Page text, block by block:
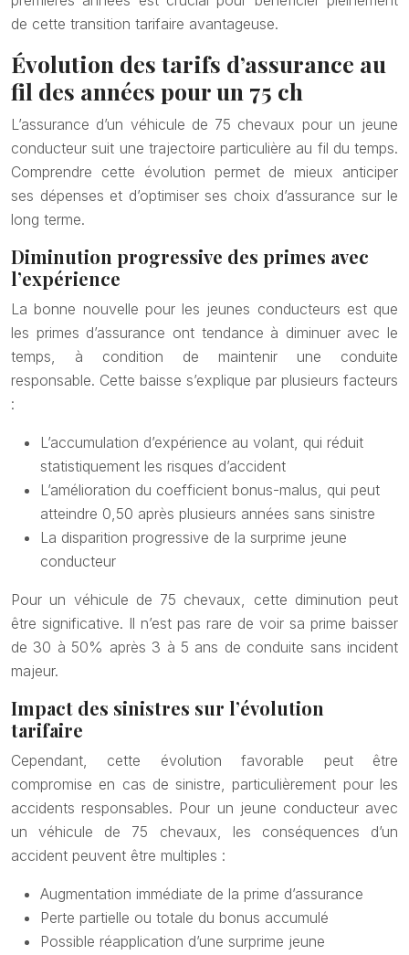
de cette transition tarifaire avantageuse.
Évolution des tarifs d’assurance au
fil des années pour un 75 ch
L’assurance d’un véhicule de 75 chevaux pour un jeune
conducteur suit une trajectoire particulière au fil du temps.
Comprendre cette évolution permet de mieux anticiper
ses dépenses et d’optimiser ses choix d’assurance sur le
long terme.
Diminution progressive des primes avec
l’expérience
La bonne nouvelle pour les jeunes conducteurs est que
les primes d’assurance ont tendance à diminuer avec le
temps, à condition de maintenir une conduite
responsable. Cette baisse s’explique par plusieurs facteurs
:
L’accumulation d’expérience au volant, qui réduit
statistiquement les risques d’accident
L’amélioration du coefficient bonus-malus, qui peut
atteindre 0,50 après plusieurs années sans sinistre
La disparition progressive de la surprime jeune
conducteur
Pour un véhicule de 75 chevaux, cette diminution peut
être significative. Il n’est pas rare de voir sa prime baisser
de 30 à 50% après 3 à 5 ans de conduite sans incident
majeur.
Impact des sinistres sur l’évolution
tarifaire
Cependant, cette évolution favorable peut être
compromise en cas de sinistre, particulièrement pour les
accidents responsables. Pour un jeune conducteur avec
un véhicule de 75 chevaux, les conséquences d’un
accident peuvent être multiples :
Augmentation immédiate de la prime d’assurance
Perte partielle ou totale du bonus accumulé
Possible réapplication d’une surprime jeune